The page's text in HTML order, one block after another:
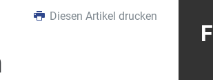
Diesen Artikel drucken